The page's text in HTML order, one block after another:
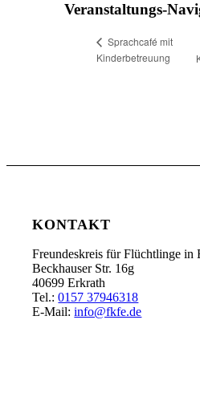
Veranstaltungs-
Sprachcafé mit
Kinderbetreuung
KONTAKT
Freundeskreis für Flüchtlinge in
Beckhauser Str. 16g
40699 Erkrath
Tel.:0157 37946318
E-Mail:info@fkfe.de